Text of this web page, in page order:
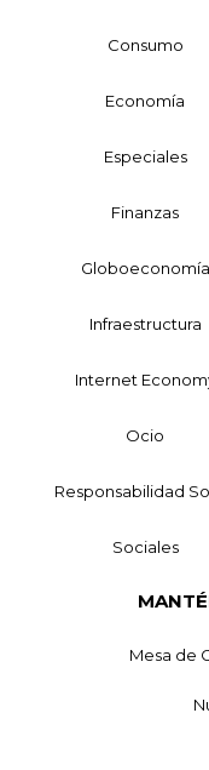
Consumo
Economía
Especiales
Finanzas
Globoeconomía
Infraestructura
Internet
Ocio
Responsabilidad
Sociales
Mesa de